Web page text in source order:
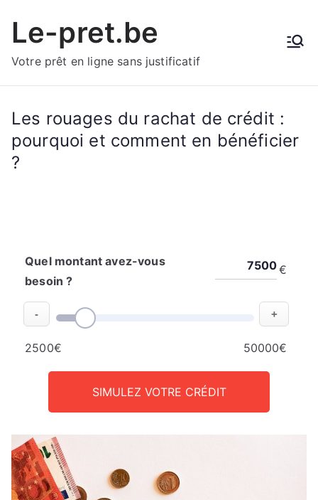
Le-pret.be
Votre prêt en ligne sans justificatif
Les rouages du rachat de crédit :
pourquoi et comment en bénéficier
?
Quel montant avez-vous
besoin ?
€
- +
2500€ 50000€
SIMULEZ VOTRE CRÉDIT